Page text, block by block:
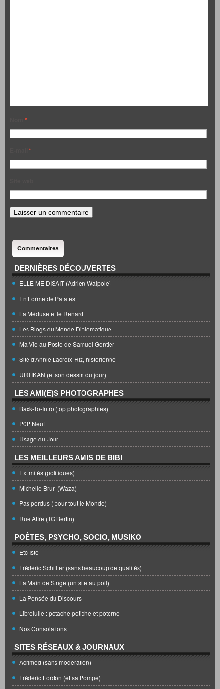
*
*
Commentaires
DERNIÈRES DÉCOUVERTES
ELLE ME DISAIT (Adrien Walpole)
En Forme de Patates
La Méduse et le Renard
Les Blogs du Monde Diplomatique
Ma Vie au Poste de Samuel Gontier
Site d'Annie Lacroix-Riz, historienne
URTIKAN (et son dessin du jour)
LES AMI(E)S PHOTOGRAPHES
Back-To-Intro (top photographies)
P0P Neuf
Usage du Jour
LES MEILLEURS AMIS DE BIBI
Extimités (politiques)
Michelle Brun (Waza)
Pas perdus ( pour tout le Monde)
Rue Affre (TG Bertin)
POÈTES, PSYCHO, SOCIO, MUSIKO
Etc-Iste
Frédéric Schiffter (sans beaucoup de qualités)
La Main de Singe (un site au poil)
La Pensée du Discours
Librelulle : potache potiche et poterne
Nos Consolations
SITES RÉSEAUX & JOURNAUX
Acrimed (sans modération)
Frédéric Lordon (et sa Pompe)